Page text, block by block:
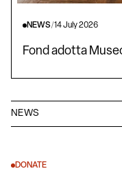
NEWS
NEWS/14 July 2026
Fond adotta
DONATE